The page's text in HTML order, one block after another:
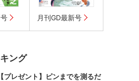
月刊GD最新号
ング
【プレゼント】ピンまでを測るだ